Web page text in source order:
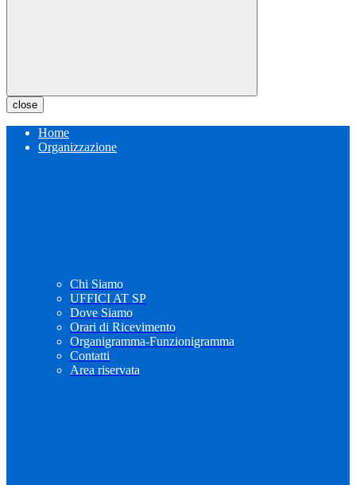
close
Home
Organizzazione
Chi Siamo
UFFICI AT SP
Dove Siamo
Orari di Ricevimento
Organigramma-Funzionigramma
Contatti
Area riservata